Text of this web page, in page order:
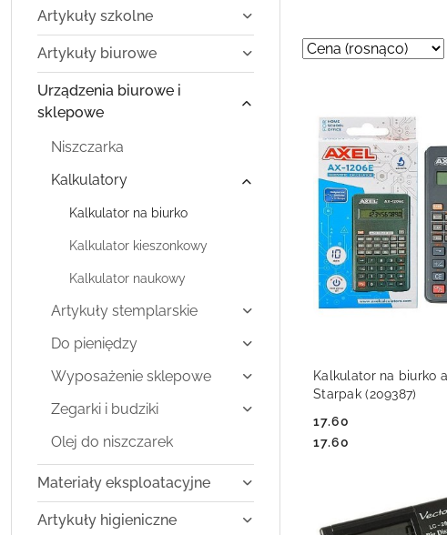
Artykuły szkolne
Artykuły biurowe
Urządzenia biurowe i
sklepowe
Niszczarka
Kalkulatory
Kalkulator na biurko
Kalkulator kieszonkowy
Kalkulator naukowy
Artykuły stemplarskie
Do pieniędzy
Wyposażenie sklepowe
Zegarki i budziki
Olej do niszczarek
Materiały eksploatacyjne
Artykuły higieniczne
Zastosowano
(rosnąco).
Sortuj
Kalkulator na biurko
Starpak (209387)
Cena:
17.60
Cena:
17.60
DO